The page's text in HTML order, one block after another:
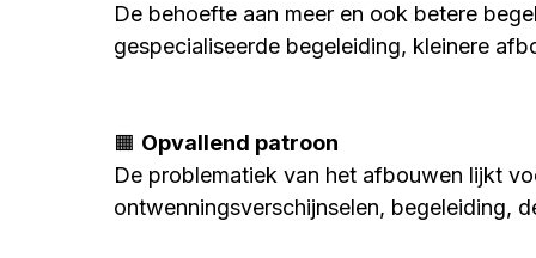
De behoefte aan meer en ook betere
gespecialiseerde begeleiding, kleinere
🟧 Opvallend patroon
De problematiek van het afbouwen lijkt
ontwenningsverschijnselen, begeleiding,